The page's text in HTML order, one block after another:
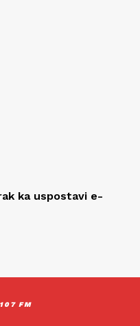
ka uspostavi e-
107 FM